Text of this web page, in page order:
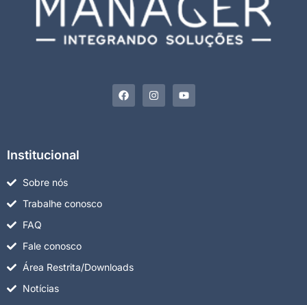
Institucional
Sobre nós
Trabalhe conosco
FAQ
Fale conosco
Área Restrita/Downloads
Notícias